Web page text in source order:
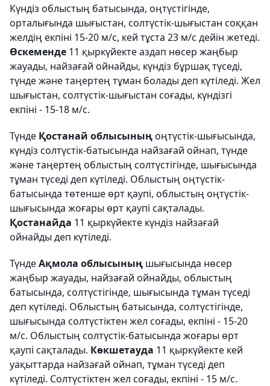
Күндіз облыстың батысында, оңтүстігінде,
орталығында шығыстан, солтүстік-шығыстан соққан
желдің екпіні 15-20 м/с, кей тұста 23 м/с дейін жетеді.
Өскеменде 11 қыркүйекте аздап нөсер жаңбыр
жауады, найзағай ойнайды, күндіз бұршақ түседі,
түнде және таңертең тұман болады деп күтіледі. Жел
шығыстан, солтүстік-шығыстан соғады, күндізгі
екпіні - 15-18 м/с.
Түнде Қостанай облысыныңоңтүстік-шығысында,
күндіз солтүстік-батысында найзағай ойнап, түнде
және таңертең облыстың солтүстігінде, шығысында
тұман түседі деп күтіледі. Облыстың оңтүстік-
батысында төтенше өрт қаупі, облыстың оңтүстік-
шығысында жоғары өрт қаупі сақталады.
Қостанайда 11 қыркүйекте күндіз найзағай
ойнайды деп күтіледі.
ТүндеАқмола облысының шығысында нөсер
жаңбыр жауады, найзағай ойнайды, облыстың
батысында, солтүстігінде, шығысында тұман түседі
деп күтіледі. Облыстың батысында, солтүстігінде,
шығысында солтүстіктен жел соғады, екпіні - 15-20
м/с. Облыстың солтүстік-батысында жоғары өрт
қаупі сақталады. Көкшетауда 11 қыркүйекте кей
уақыттарда найзағай ойнап, тұман түседі деп
күтіледі. Солтүстіктен жел соғады, екпіні - 15 м/с.